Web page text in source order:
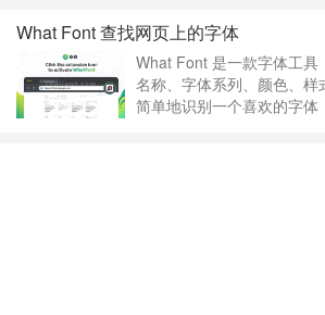
noindex元标签时显示信息
一个《NoFollow插件》。
»
What Font 查找网页上的字体
What Font 是一款字体工具
名称、字体系列、颜色、样
简单地识别一个喜欢的字体